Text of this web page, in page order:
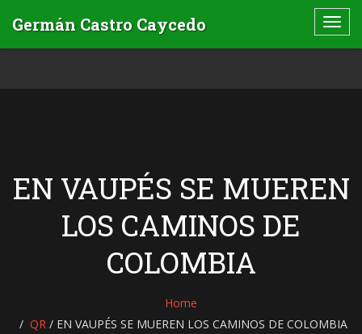
EN VAUPÉS SE MUEREN
LOS CAMINOS DE
COLOMBIA
Home
QR /EN VAUPÉS SE MUEREN LOS CAMINOS DE COLOMBIA